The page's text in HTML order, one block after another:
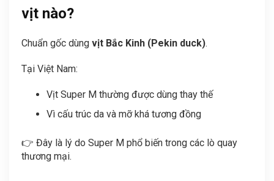
vịt nào?
Chuẩn gốc dùng vịt Bắc Kinh (Pekin duck).
Tại Việt Nam:
Vịt Super M thường được dùng thay thế
Vì cấu trúc da và mỡ khá tương đồng
👉 Đây là lý do Super M phổ biến trong các lò quay
thương mại.